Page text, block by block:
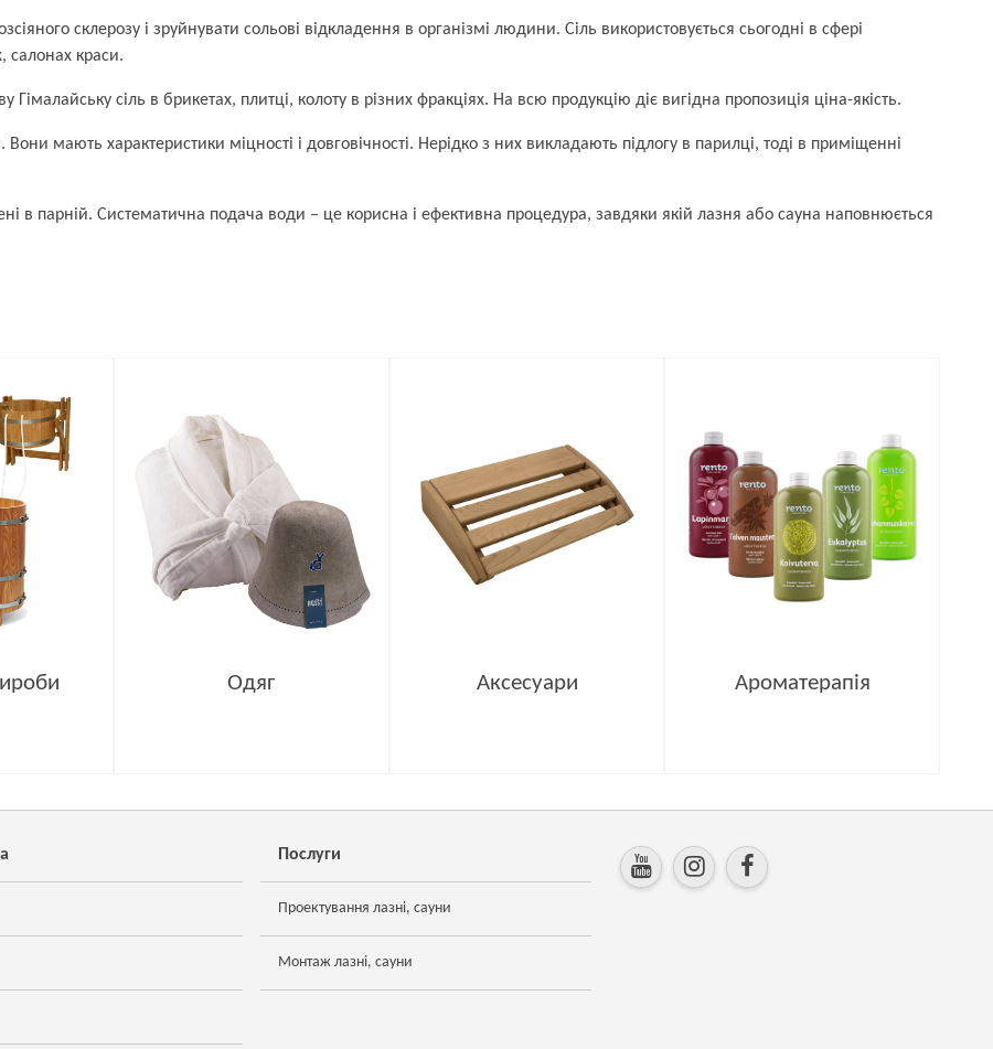
склерозу і зруйнувати сольові відкладення в організмі людини. Сіль використовується сьогодні в сфері
салонах краси.
Гімалайську сіль в брикетах, плитці, колоту в різних фракціях. На всю продукцію діє вигідна пропозиція ціна-якість.
мають характеристики міцності і довговічності. Нерідко з них викладають підлогу в парилці, тоді в приміщенні
в парній. Систематична подача води – це корисна і ефективна процедура, завдяки якій лазня або сауна наповнюється
Одяг Аксесуари Ароматерапія
Послуги
Проектування лазні, сауни
Монтаж лазні, сауни